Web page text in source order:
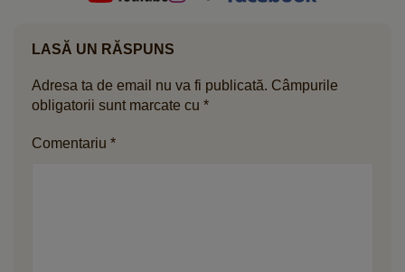
LASĂ UN RĂSPUNS
Adresa ta de email nu va fi publicată. Câmpurile
obligatorii sunt marcate cu *
Comentariu *